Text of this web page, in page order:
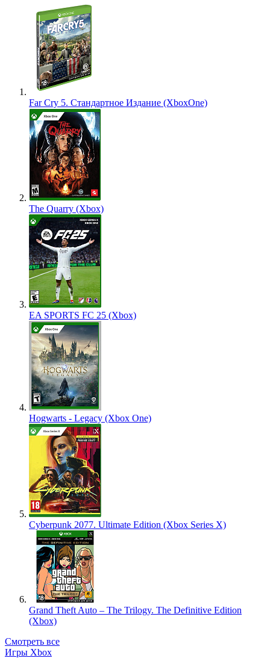
Far Cry 5. Стандартное Издание (XboxOne)
The Quarry (Xbox)
EA SPORTS FC 25 (Xbox)
Hogwarts - Legacy (Xbox One)
Cyberpunk 2077. Ultimate Edition (Xbox Series X)
Grand Theft Auto – The Trilogy. The Definitive Edition
(Xbox)
Смотреть все
Игры Xbox